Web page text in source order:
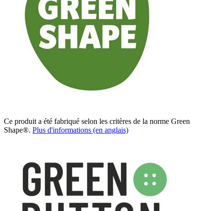
Ce produit a été fabriqué selon les critères de la norme Green
Shape®. Plus d'informations (en anglais)